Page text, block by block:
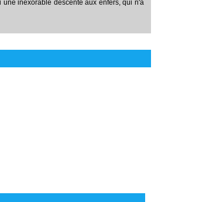
inexorable descente aux enfers, qui n'a